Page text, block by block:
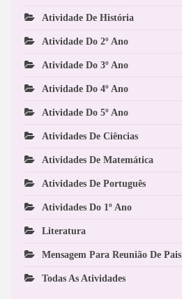
Atividade De História
Atividade Do 2º Ano
Atividade Do 3º Ano
Atividade Do 4º Ano
Atividade Do 5º Ano
Atividades De Ciências
Atividades De Matemática
Atividades De Português
Atividades Do 1º Ano
Literatura
Mensagem Para Reunião De Pais
Todas As Atividades